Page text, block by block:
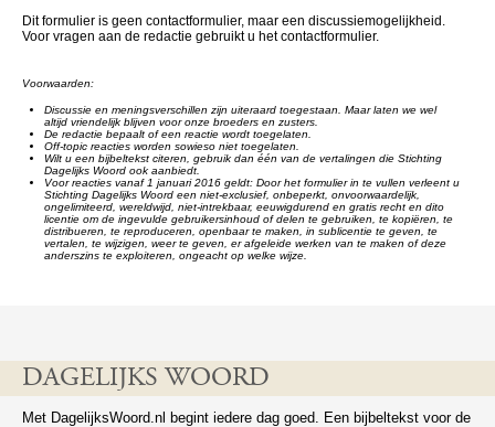
Dit formulier is geen contactformulier, maar een discussiemogelijkheid.
Voor vragen aan de redactie gebruikt u het contactformulier.
Voorwaarden:
Discussie en meningsverschillen zijn uiteraard toegestaan. Maar laten we wel
altijd vriendelijk blijven voor onze broeders en zusters.
De redactie bepaalt of een reactie wordt toegelaten.
Off-topic reacties worden sowieso niet toegelaten.
Wilt u een bijbeltekst citeren, gebruik dan één van de vertalingen die Stichting
Dagelijks Woord ook aanbiedt.
Voor reacties vanaf 1 januari 2016 geldt: Door het formulier in te vullen verleent u
Stichting Dagelijks Woord een niet-exclusief, onbeperkt, onvoorwaardelijk,
ongelimiteerd, wereldwijd, niet-intrekbaar, eeuwigdurend en gratis recht en dito
licentie om de ingevulde gebruikersinhoud of delen te gebruiken, te kopiëren, te
distribueren, te reproduceren, openbaar te maken, in sublicentie te geven, te
vertalen, te wijzigen, weer te geven, er afgeleide werken van te maken of deze
anderszins te exploiteren, ongeacht op welke wijze.
DAGELIJKS WOORD
Met DagelijksWoord.nl begint iedere dag goed. Een bijbeltekst voor de